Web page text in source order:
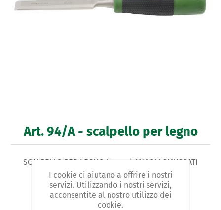
Art. 94/A - scalpello per legno
SCALPELLO PER LEGNO tipo ad ANGOLI SMUSSATI
Varianti prodotto
Cod.: 09472 | L:6 | L":1/4" | g:75
I cookie ci aiutano a offrire i nostri
servizi. Utilizzando i nostri servizi,
acconsentite al nostro utilizzo dei
cookie.